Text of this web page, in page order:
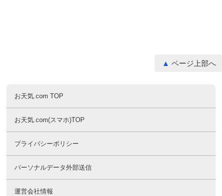
ページ上部へ
お天気.com TOP
お天気.com(スマホ)TOP
プライバシーポリシー
パーソナルデータ外部送信
運営会社情報